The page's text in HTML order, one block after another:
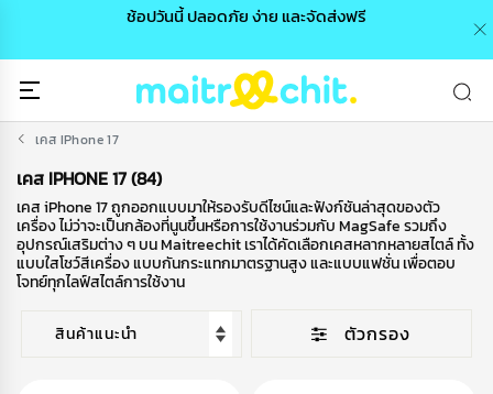
ช้อปวันนี้ ปลอดภัย ง่าย และจัดส่งฟรี
เคส IPhone 17
เคส IPHONE 17 (84)
เคส iPhone 17 ถูกออกแบบมาให้รองรับดีไซน์และฟังก์ชันล่าสุดของตัว
เครื่อง ไม่ว่าจะเป็นกล้องที่นูนขึ้นหรือการใช้งานร่วมกับ MagSafe รวมถึง
อุปกรณ์เสริมต่าง ๆ บน Maitreechit เราได้คัดเลือกเคสหลากหลายสไตล์ ทั้ง
แบบใสโชว์สีเครื่อง แบบกันกระแทกมาตรฐานสูง และแบบแฟชั่น เพื่อตอบ
โจทย์ทุกไลฟ์สไตล์การใช้งาน
ตัวกรอง